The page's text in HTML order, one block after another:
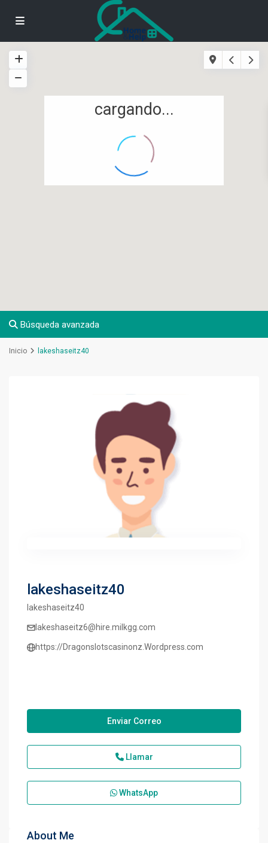
cargando...
Búsqueda avanzada
Inicio lakeshaseitz40
lakeshaseitz40
lakeshaseitz40
lakeshaseitz6@hire.milkgg.com
https://Dragonslotscasinonz.Wordpress.com
Enviar Correo
Llamar
WhatsApp
About Me